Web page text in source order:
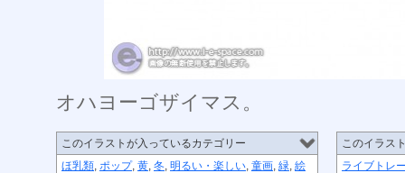
オハヨーゴザイマス。
このイラストが入っているカテゴリー
ほ乳類, ポップ, 黄, 冬, 明るい・楽しい, 童画, 緑, 絵
このイラス
ライブトレ